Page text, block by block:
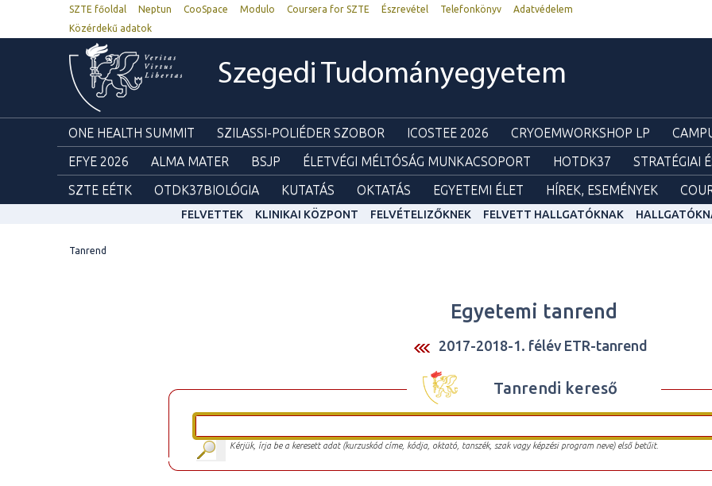
SZTE főoldal Neptun CooSpace Modulo Coursera for SZTE Észrevétel Telefonkönyv
Adatvédelem
Közérdekű adatok
Szegedi Tudományegyetem
ONE HEALTH SUMMIT SZILASSI-POLIÉDER SZOBOR ICOSTEE 2026 CRYOEMWORKSHOP LP
EFYE 2026
ALMA MATER BSJP ÉLETVÉGI MÉLTÓSÁG MUNKACSOPORT HOTDK37 STRATÉGIAI
SZTE EÉTK
OTDK37BIOLÓGIA KUTATÁS OKTATÁS EGYETEMI ÉLET HÍREK, ESEMÉNYEK
FELVETTEK KLINIKAI KÖZPONT FELVÉTELIZŐKNEK FELVETT HALLGATÓKNAK
Tanrend
Egyetemi tanrend
2017-2018-1. félév ETR-tanrend
Tanrendi kereső
Kérjük, írja be a keresett adat (kurzuskód címe, kódja, oktató, tanszék, szak vagy képzési program neve) első betűit.